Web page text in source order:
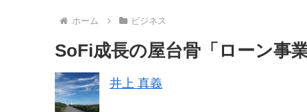
ホーム ビジネス
SoFi成長の屋台骨「ローン事
井上 真義